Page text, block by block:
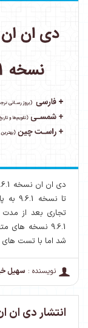
تا
شد اما با تست
نویسنده : سهیل
انتشار دی ان ان